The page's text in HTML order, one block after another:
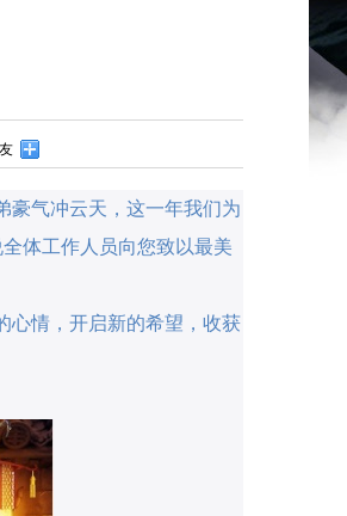
气冲云天，这一年我们为
全体工作人员向您致以最美
心情，开启新的希望，收获